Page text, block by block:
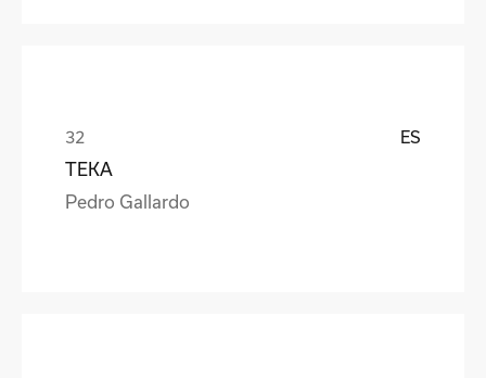
ES
TEKA
Pedro Gallardo